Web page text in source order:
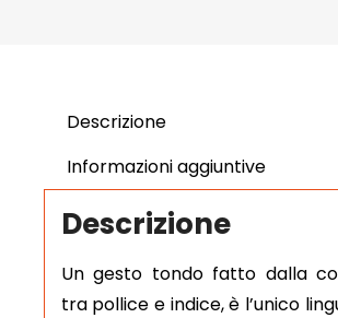
Descrizione
Informazioni aggiuntive
Descrizione
Un gesto tondo fatto dalla
tra pollice e indice, è l’unico